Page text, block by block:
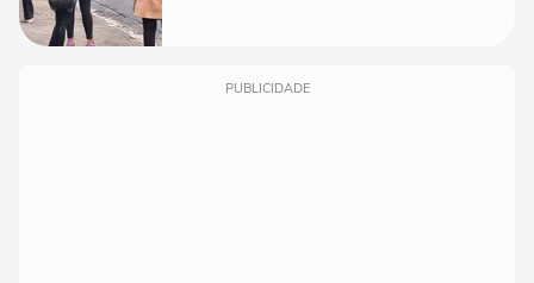
PUBLICIDADE